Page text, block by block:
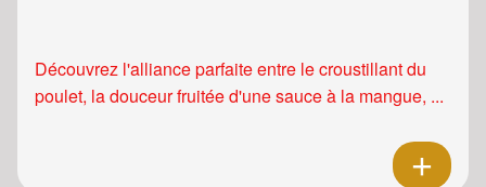
Découvrez l'alliance parfaite entre le croustillant du
poulet, la douceur fruitée d'une sauce à la mangue, ...